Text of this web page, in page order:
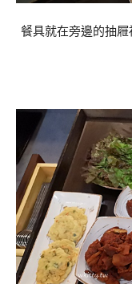
餐具就在旁邊的抽